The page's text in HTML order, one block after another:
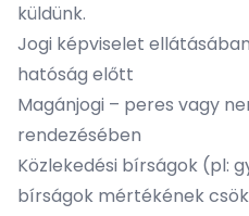
küldünk.
Jogi képviselet
hatóság előtt
Magánjogi – peres vagy
rendezésében
Közlekedési bírságok (pl:
bírságok mértékének